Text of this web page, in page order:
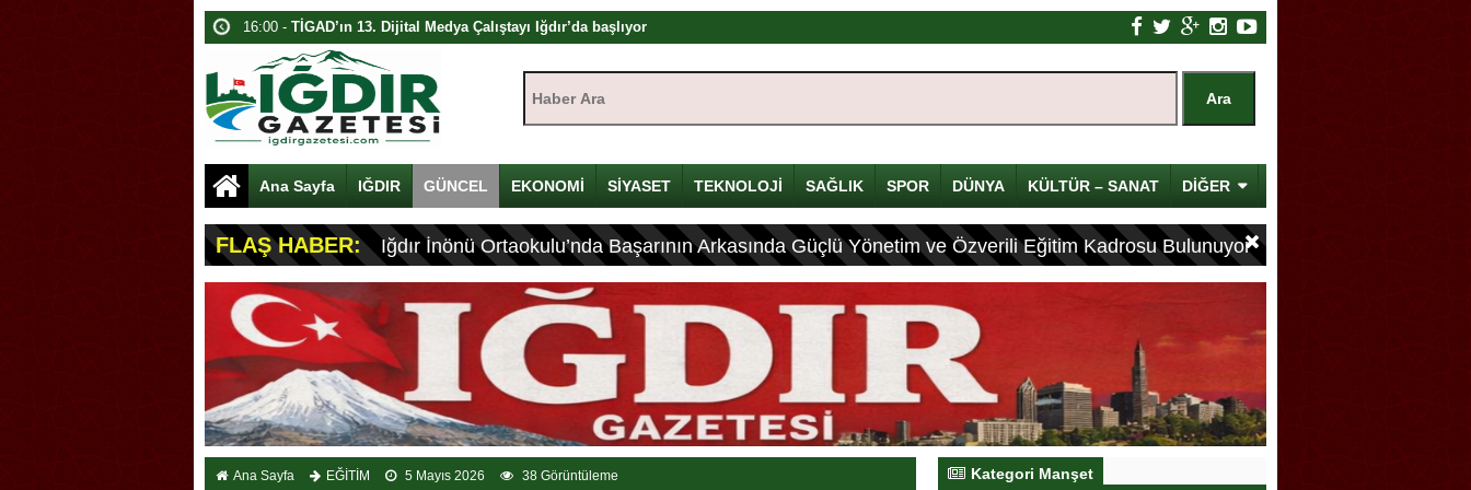
13:40 - Ağrı Dağı’nda Bahar İzdüşümü
10:40 -Iğdır’da Dijital Medya Çalıştayı
13:40 - Davulcu, Paraları Toplamak İçin Davulunu Kırdı
15:40 -Akyumak’ta Traktörde Yangın
15:00 -Iğdır’da Traktör Yangını
09:40 - Karabatak Kolyesi: Iğdır’ın Geleneksel Mirası
16:00 -Iğdır’da Dolandırıcılık: 1.8 Milyon Lira!
09:40 -Iğdır’da Kamuda İş Vaadiyle Dolandırıcılık
10:00 -Iğdır’da Koçbaşlı Mezarlık Mirası
Ana Sayfa IĞDIR GÜNCEL EKONOMİ SİYASET TEKNOLOJİ SAĞLIK SPOR DÜNYA KÜLTÜR – SANAT DİĞER
FLAŞ HABER: Iğdır İnönü Ortaokulu’nda Başarının Arkasında Güçlü Yönetim ve Özverili Eğitim Kadrosu Bulunuyor
Ana Sayfa EĞİTİM 5 Mayıs 2026 38 Görüntüleme Kategori Manşet